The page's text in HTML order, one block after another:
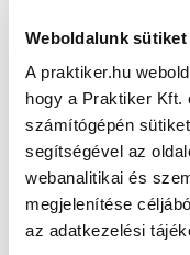
Weboldalunk sütiket
A praktiker.hu
hogy a Praktiker Kft.
számítógépén
segítségével az
webanalitikai és
megjelenítése
az adatkezelési